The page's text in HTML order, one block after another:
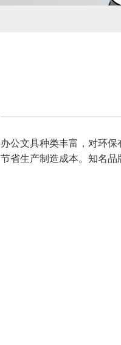
办公文具种类丰富，对环
节省生产制造成本。知名品